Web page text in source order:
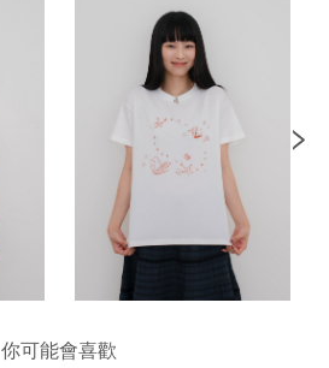
你可能會喜歡